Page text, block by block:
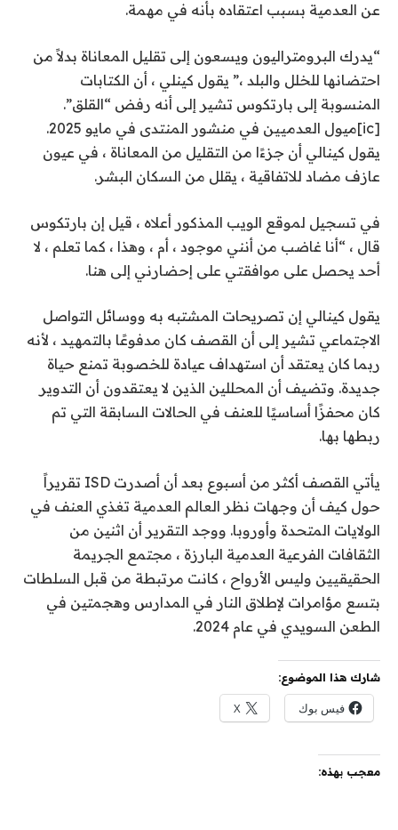
عن العدمية بسبب اعتقاده بأنه في مهمة.
“يدرك البرومتراليون ويسعون إلى تقليل المعاناة بدلاً من
احتضانها للخلل والبلد ،” يقول كينلي ، أن الكتابات
المنسوبة إلى بارتكوس تشير إلى أنه رفض “القلق”.
[ic]ميول العدميين في منشور المنتدى في مايو 2025.
يقول كينالي أن جزءًا من التقليل من المعاناة ، في عيون
عازف مضاد للاتفاقية ، يقلل من السكان البشر.
في تسجيل لموقع الويب المذكور أعلاه ، قيل إن بارتكوس
قال ، “أنا غاضب من أنني موجود ، أم ، وهذا ، كما تعلم ، لا
أحد يحصل على موافقتي على إحضارني إلى هنا.
يقول كينالي إن تصريحات المشتبه به ووسائل التواصل
الاجتماعي تشير إلى أن القصف كان مدفوعًا بالتمهيد ، لأنه
ربما كان يعتقد أن استهداف عيادة للخصوبة تمنع حياة
جديدة. وتضيف أن المحللين الذين لا يعتقدون أن التدوير
كان محفزًا أساسيًا للعنف في الحالات السابقة التي تم
ربطها بها.
يأتي القصف أكثر من أسبوع بعد أن أصدرت ISD تقريراً
حول كيف أن وجهات نظر العالم العدمية تغذي العنف في
الولايات المتحدة وأوروبا. ووجد التقرير أن اثنين من
الثقافات الفرعية العدمية البارزة ، مجتمع الجريمة
الحقيقيين وليس الأرواح ، كانت مرتبطة من قبل السلطات
بتسع مؤامرات لإطلاق النار في المدارس وهجمتين في
الطعن السويدي في عام 2024.
شارك هذا الموضوع:
فيس بوك X
معجب بهذه: